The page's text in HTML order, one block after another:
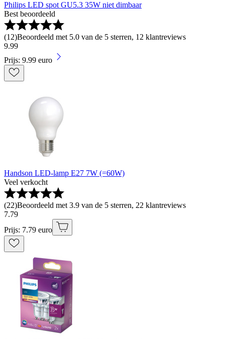
Philips LED spot GU5.3 35W niet dimbaar
Best beoordeeld
(12)Beoordeeld met 5.0 van de 5 sterren, 12 klantreviews
9.99
Prijs: 9.99 euro
Handson LED-lamp E27 7W (=60W)
Veel verkocht
(22)Beoordeeld met 3.9 van de 5 sterren, 22 klantreviews
7.79
Prijs: 7.79 euro